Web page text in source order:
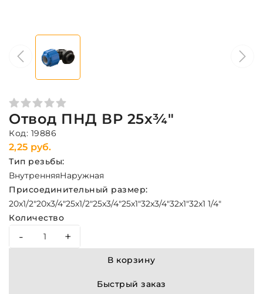
Отвод ПНД ВР 25х¾"
Код: 19886
2,25 руб.
Тип резьбы:
ВнутренняяНаружная
Присоединительный размер:
20x1/2"20x3/4"25x1/2"25x3/4"25x1"32x3/4"32x1"32x1 1/4"
Количество
- +
В корзину
Быстрый заказ